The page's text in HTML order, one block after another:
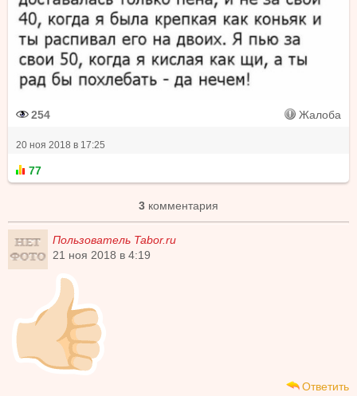
254 Жалоба
20 ноя 2018 в 17:25
77
3 комментария
Пользователь Tabor.ru
21 ноя 2018 в 4:19
Ответить